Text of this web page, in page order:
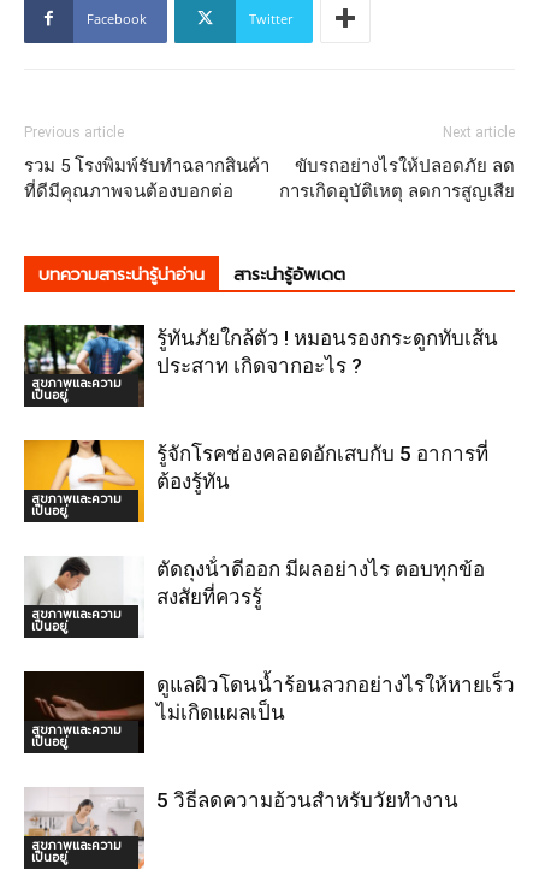
Facebook Twitter
Previous article
รวม 5 โรงพิมพ์รับทำฉลากสินค้า
ที่ดีมีคุณภาพจนต้องบอกต่อ
Next article
ขับรถอย่างไรให้ปลอดภัย ลด
การเกิดอุบัติเหตุ ลดการสูญเสีย
บทความสาระน่ารู้น่าอ่าน สาระน่ารู้อัพเดต
สุขภาพและความ
เป็นอยู่
รู้ทันภัยใกล้ตัว ! หมอนรองกระดูกทับเส้น
ประสาท เกิดจากอะไร ?
สุขภาพและความ
เป็นอยู่
รู้จักโรคช่องคลอดอักเสบกับ 5 อาการที่
ต้องรู้ทัน
สุขภาพและความ
เป็นอยู่
ตัดถุงน้ําดีออก มีผลอย่างไร ตอบทุกข้อ
สงสัยที่ควรรู้
สุขภาพและความ
เป็นอยู่
ดูแลผิวโดนน้ำร้อนลวกอย่างไรให้หายเร็ว
ไม่เกิดแผลเป็น
สุขภาพและความ
เป็นอยู่
5 วิธีลดความอ้วนสำหรับวัยทำงาน